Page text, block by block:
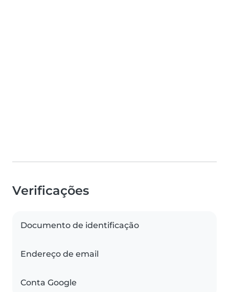
Verificações
Documento de identificação
Endereço de email
Conta Google